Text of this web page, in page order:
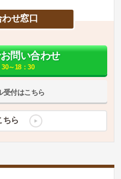
わせ窓口
受付はこちら
問い合わせ
～18：30
ちら